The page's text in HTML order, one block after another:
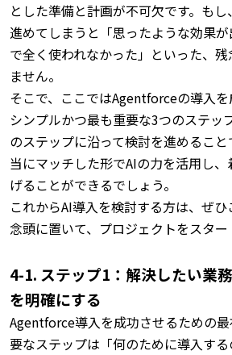
とした準備と計画が不可欠です。 もし
進めてしまうと「思ったような効果
で全く使われなかった」といった、
ません。
そこで、ここではAgentforceの導入を
シンプルかつ最も重要な3つのステッ
のステップに沿って検討を進めるこ
当にマッチした形でAIの力を活用し
げることができるでしょう。
これからAI導入を検討する方は、ぜ
念頭に置いて、プロジェクトをスター
4-1. ステップ1：解決したい業
を明確にする
Agentforce導入を成功させるための
要なステップは「何のために導入す